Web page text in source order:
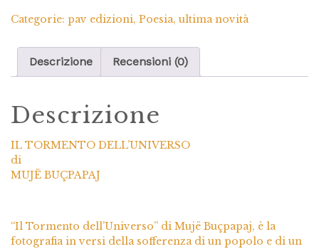
Categorie: pav edizioni, Poesia, ultima novità
Descrizione Recensioni (0)
Descrizione
IL TORMENTO DELL’UNIVERSO
di
MUJË BUÇPAPAJ
“Il Tormento dell’Universo” di Mujë Buçpapaj, è la
fotografia in versi della sofferenza di un popolo e di un